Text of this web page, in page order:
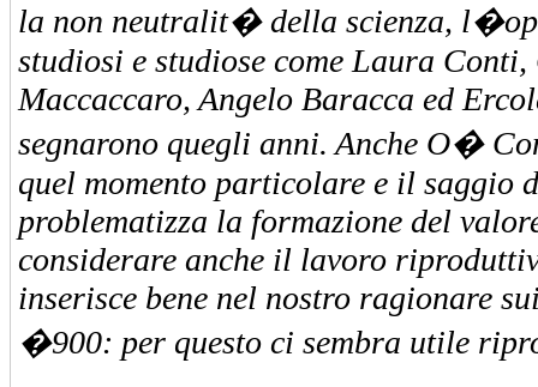
la non neutralit� della scienza,
studiosi e studiose come Laura
Maccaccaro, Angelo Baracca ed
segnarono quegli anni. Anche O�
quel momento particolare e il saggio
problematizza la formazione del
considerare anche il lavoro
inserisce bene nel nostro ragionare
�900: per questo ci sembra utile